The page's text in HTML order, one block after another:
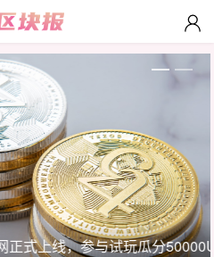
线，参与试玩瓜分50000U空